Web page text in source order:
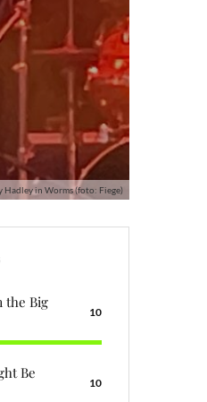
Hadley in Worms (foto: Fiege)
the Big
10
Be
10